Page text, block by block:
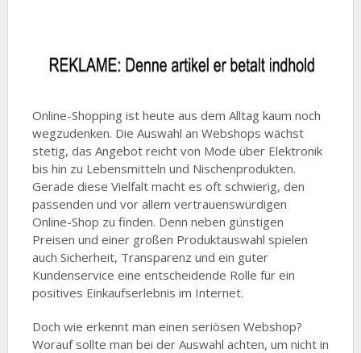
Online-Shopping ist heute aus dem Alltag kaum noch
wegzudenken. Die Auswahl an Webshops wächst
stetig, das Angebot reicht von Mode über Elektronik
bis hin zu Lebensmitteln und Nischenprodukten.
Gerade diese Vielfalt macht es oft schwierig, den
passenden und vor allem vertrauenswürdigen
Online-Shop zu finden. Denn neben günstigen
Preisen und einer großen Produktauswahl spielen
auch Sicherheit, Transparenz und ein guter
Kundenservice eine entscheidende Rolle für ein
positives Einkaufserlebnis im Internet.
Doch wie erkennt man einen seriösen Webshop?
Worauf sollte man bei der Auswahl achten, um nicht in